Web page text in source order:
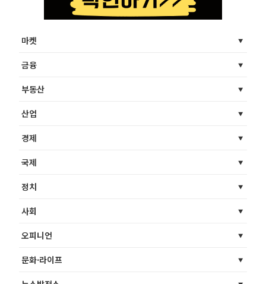
마켓
금융
부동산
산업
경제
국제
정치
사회
오피니언
문화·라이프